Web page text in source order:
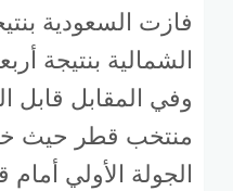
فازت السعودية
الشمالية بنتيجة
وفي المقابل قابل
منتخب قطر حيث
الجولة الأولي